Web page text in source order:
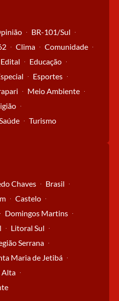
BR-101/Sul
Clima
Comunidade
Edital
Educação
Esportes
Meio Ambiente
Turismo
Chaves
Brasil
Castelo
Domingos Martins
Litoral Sul
Serrana
Maria de Jetibá
Alta